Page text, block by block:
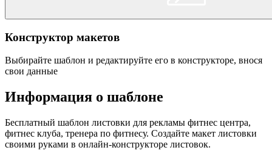
Конструктор макетов
Выбирайте шаблон и редактируйте его в конструкторе, внося
свои данные
Информация о шаблоне
Бесплатный шаблон листовки для рекламы фитнес центра,
фитнес клуба, тренера по фитнесу. Создайте макет листовки
своими руками в онлайн-конструкторе листовок.